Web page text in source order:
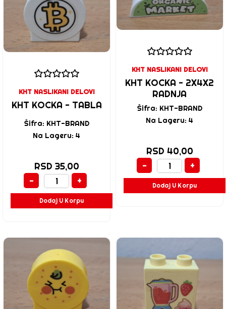
KHT NASLIKANI DELOVI
KHT KOCKA - TABLA
Šifra: KHT-BRAND
Na Lageru: 4
RSD 35,00
-
+
Dodaj U Korpu
KHT NASLIKANI DELOVI
KHT KOCKA - 2X4X2
RADNJA
Šifra: KHT-BRAND
Na Lageru: 4
RSD 40,00
-
+
Dodaj U Korpu